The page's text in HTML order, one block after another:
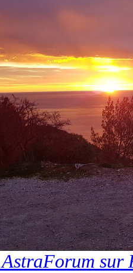
AstraForum sur